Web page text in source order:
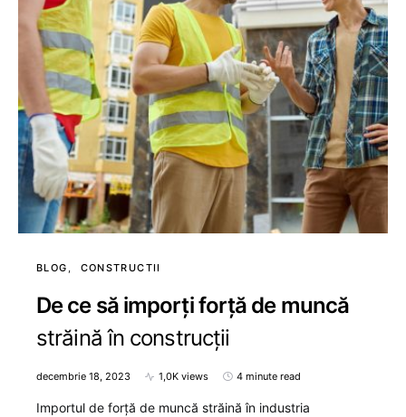
BLOG CONSTRUCTII
De ce să imporți forță de muncă
străină în construcții
decembrie 18, 2023 1,0K views 4 minute read
Importul de forță de muncă străină în industria